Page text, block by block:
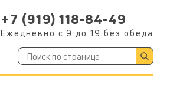
+7 (919) 118-84-49
Ежедневно с 9 до 19 без обеда